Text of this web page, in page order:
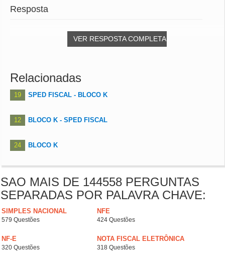
Resposta
VER RESPOSTA COMPLETA
Relacionadas
19 SPED FISCAL - BLOCO K
12 BLOCO K - SPED FISCAL
24 BLOCO K
SAO MAIS DE 144558 PERGUNTAS
SEPARADAS POR PALAVRA CHAVE:
SIMPLES NACIONAL
579 Questões
NFE
424 Questões
NF-E
320 Questões
NOTA FISCAL ELETRÔNICA
318 Questões